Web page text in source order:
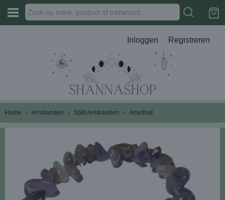
Inloggen Registreren
Home › Armbanden › Split Armbanden › Amethist